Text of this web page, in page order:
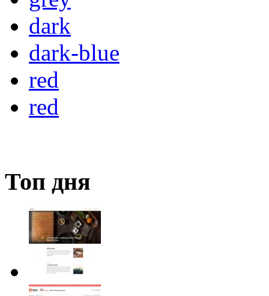
dark
dark-blue
red
red
Топ дня